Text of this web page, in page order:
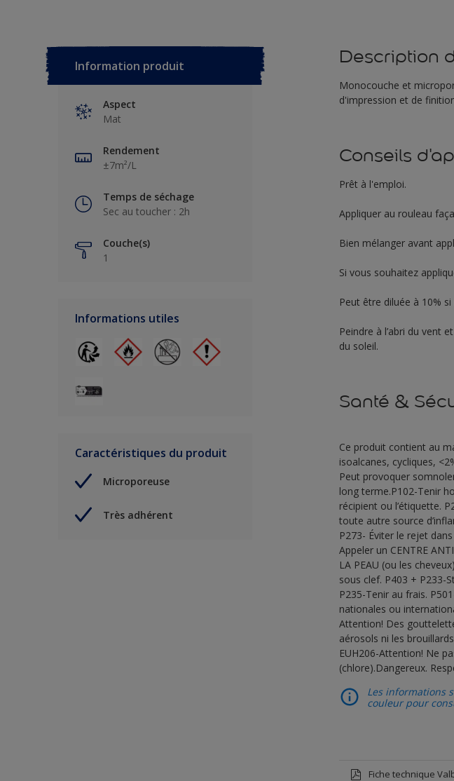
Information produit
Aspect
Mat
Rendement
±7m²/L
Temps de séchage
Sec au toucher : 2h
Couche(s)
1
Informations utiles
Caractéristiques du produit
Microporeuse
Très adhérent
Description
Monocouche et
d'impression et de
Conseils
Prêt à l'emploi.
Appliquer au rouleau
Bien mélanger avant
Si vous souhaitez
Peut être diluée à 10% si
Peindre à l’abri du vent et
du soleil.
Santé &
Ce produit contient au
isoalcanes, cycliques,
Peut provoquer
long terme.P102-Tenir
récipient ou l’étiquette.
toute autre source
P273- Éviter le rejet
Appeler un CENTRE
LA PEAU (ou les
sous clef. P403 + P233-
P235-Tenir au frais.
nationales ou
Attention! Des
aérosols ni les
EUH206-Attention! Ne
(chlore).Dangereux.
Les informations
couleur pour
Fiche technique